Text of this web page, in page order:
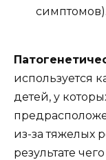
симптомов).
используется
детей, у
из-за тяжелых
результате